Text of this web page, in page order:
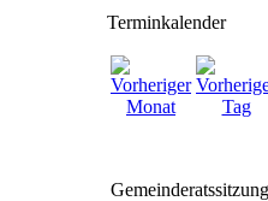
Terminkalender
Gemeinderatssitzung